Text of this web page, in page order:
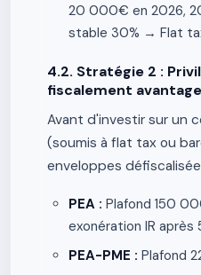
20 000€ en 2026,
stable 30% → Flat
4.2. Stratégie 2 :
fiscalement
Avant d'investir sur un
(soumis à flat tax ou
enveloppes
PEA : Plafond 150
exonération IR après
PEA-PME : Plafond